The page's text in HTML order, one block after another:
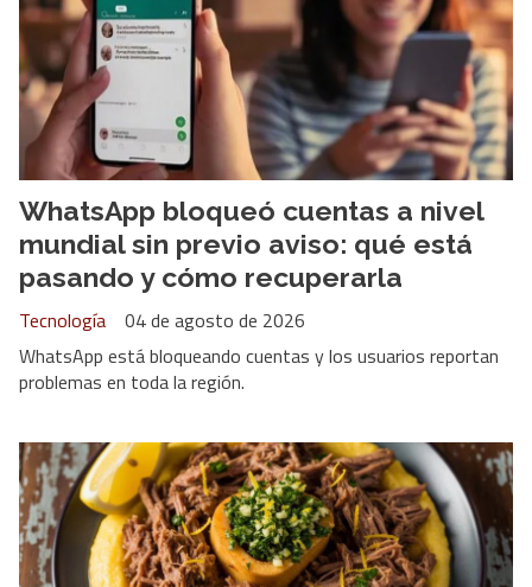
WhatsApp bloqueó cuentas a nivel
mundial sin previo aviso: qué está
pasando y cómo recuperarla
Tecnología
04 de agosto de 2026
WhatsApp está bloqueando cuentas y los usuarios reportan
problemas en toda la región.